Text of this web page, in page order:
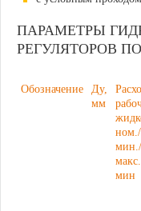
ПАРАМЕТРЫ
РЕГУЛЯТОРОВ
Обозначение
Ду,
мм
ном./
мин./
мин